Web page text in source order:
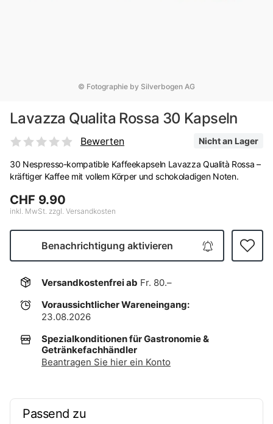
© Fotographie by Silverbogen AG
Lavazza Qualita Rossa 30 Kapseln
Bewerten Nicht an Lager
30 Nespresso-kompatible Kaffeekapseln Lavazza Qualità Rossa –
kräftiger Kaffee mit vollem Körper und schokoladigen Noten.
CHF 9.90
inkl. MwSt. zzgl. Versandkosten
Benachrichtigung aktivieren
Versandkostenfrei ab Fr. 80.–
Voraussichtlicher Wareneingang:
23.08.2026
Spezialkonditionen für Gastronomie &
Getränkefachhändler
Beantragen Sie hier ein Konto
Passend zu